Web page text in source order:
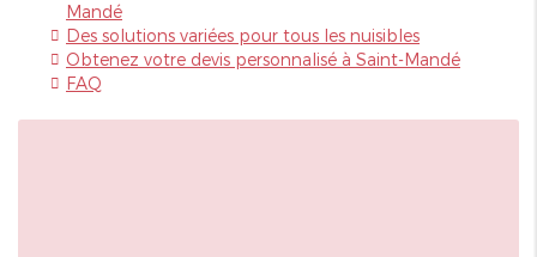
Mandé
Des solutions variées pour tous les nuisibles
Obtenez votre devis personnalisé à Saint-Mandé
FAQ